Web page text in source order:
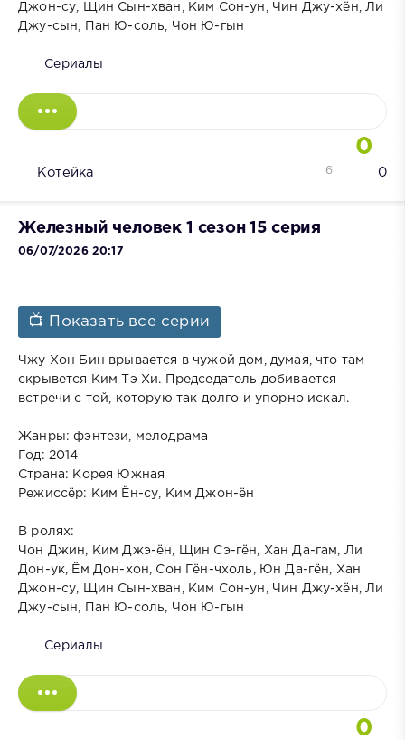
Джон-су, Щин Сын-хван, Ким Сон-ун, Чин Джу-хён, Ли
Джу-сын, Пан Ю-соль, Чон Ю-гын
Сериалы
0
Котейка 0
6
Железный человек 1 сезон 15 серия
06/07/2026 20:17
📺 Показать все серии
Чжу Хон Бин врывается в чужой дом, думая, что там
скрывется Ким Тэ Хи. Председатель добивается
встречи с той, которую так долго и упорно искал.
Жанры: фэнтези, мелодрама
Год: 2014
Страна: Корея Южная
Режиссёр: Ким Ён-су, Ким Джон-ён
В ролях:
Чон Джин, Ким Джэ-ён, Щин Сэ-гён, Хан Да-гам, Ли
Дон-ук, Ём Дон-хон, Сон Гён-чхоль, Юн Да-гён, Хан
Джон-су, Щин Сын-хван, Ким Сон-ун, Чин Джу-хён, Ли
Джу-сын, Пан Ю-соль, Чон Ю-гын
Сериалы
0